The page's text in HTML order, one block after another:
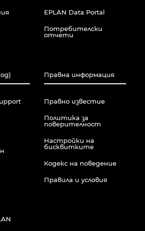
EPLAN Data Portal
Потребителски
отчети
Правна информация
Правно известие
Политика за
поверителност
Настройки на
бисквитките
Кодекс на поведение
Правила и условия
емирства